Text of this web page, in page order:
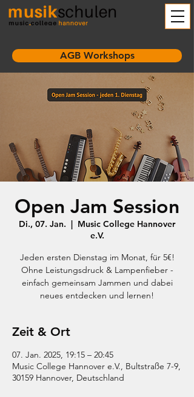
AGB Workshops
Open Jam Session
Di., 07. Jan.
  |
Music College Hannover
e.V.
Jeden ersten Dienstag im Monat, für 5€!
Ohne Leistungsdruck & Lampenfieber -
einfach gemeinsam Jammen und dabei
neues entdecken und lernen!
Zeit & Ort
07. Jan. 2025, 19:15 – 20:45
Music College Hannover e.V., Bultstraße 7-9,
30159 Hannover, Deutschland